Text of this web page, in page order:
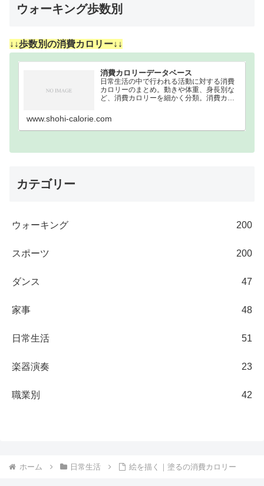
ウォーキング歩数別
↓↓歩数別の消費カロリー↓↓
消費カロリーデータベース
日常生活の中で行われる活動に対する消費
カロリーのまとめ。動きや体重、身長別な
ど、消費カロリーを細かく分類。消費カロ
600歩700歩800歩900歩10…
www.shohi-calorie.com
カテゴリー
ウォーキング 200
スポーツ 200
ダンス 47
家事 48
日常生活 51
楽器演奏 23
職業別 42
ホーム 日常生活 絵を描く｜塗るの消費カロリー